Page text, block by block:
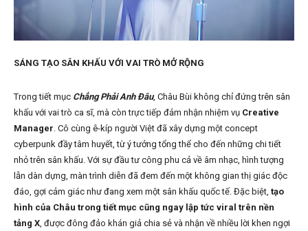
SÁNG TẠO SÂN KHẤU VỚI VAI TRÒ MỞ RỘNG
Trong tiết mục Chẳng Phải Anh Đâu, Châu Bùi không chỉ đứng trên sân
khấu với vai trò ca sĩ, mà còn trực tiếp đảm nhận nhiệm vụ Creative
Manager. Cô cùng ê-kíp người Việt đã xây dựng một concept
cyberpunk đầy tâm huyết, từ ý tưởng tổng thể cho đến những chi tiết
nhỏ trên sân khấu. Với sự đầu tư công phu cả về âm nhạc, hình tượng
lẫn dàn dựng, màn trình diễn đã đem đến một không gian thị giác độc
đáo, gợi cảm giác như đang xem một sân khấu quốc tế. Đặc biệt, tạo
hình của Châu trong tiết mục cũng ngay lập tức viral trên nền
tảng X, được đông đảo khán giả chia sẻ và nhận về nhiều lời khen ngợi